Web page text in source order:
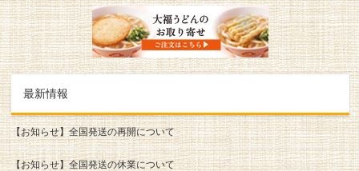
最新情報
【お知らせ】全国発送の再開について
【お知らせ】全国発送の休業について